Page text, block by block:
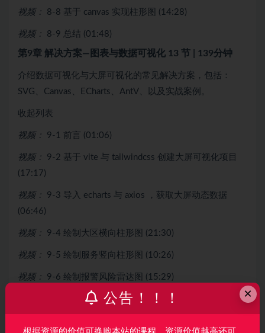
视频： 8-8 基于 canvas 实现柱形图 (14:28)
视频： 8-9 总结 (01:48)
第9章 解决方案—图表与数据可视化 13 节 | 139分钟
介绍数据可视化与大屏可视化的常见解决方案，包括：
SVG、Canvas、ECharts、AntV、以及实战案例。
收起列表
视频： 9-1 前言 (01:06)
视频：
9-2 基于 vite 与 tailwindcss 创建大屏可视化项目
(17:17)
视频：
9-3 导入 echarts 与 axios ，获取大屏动态数据
(06:46)
视频： 9-4 绘制大区横向柱形图 (21:30)
视频： 9-5 绘制服务竖向柱形图 (10:26)
视频： 9-6 绘制报警风险雷达图 (15:29)
9-7 绘制异常处理双环形图 (22:47) ×
公告！！！